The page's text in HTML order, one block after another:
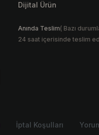
Dijital Ürün
Anında Teslim( Bazı
24 saat içerisinde teslim
İptal Koşulları